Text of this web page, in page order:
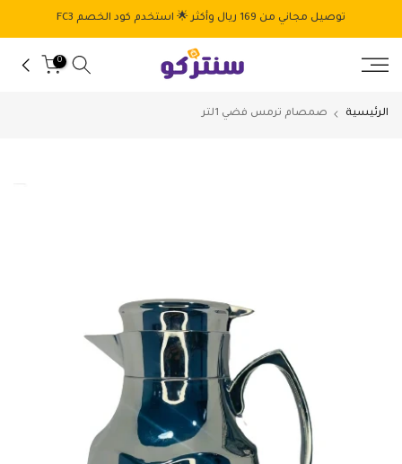
إلى
المحتوى
توصيل مجاني من 169 ريال وأكثر 🌟 استخدم كود الخصم FC3
0
الرئيسية صمصام ترمس فضي 1لتر